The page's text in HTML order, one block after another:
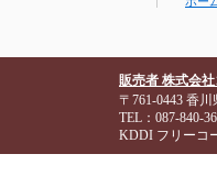
販売者 株式会
〒761-0443 香
TEL：087-840-
KDDI フリーコ